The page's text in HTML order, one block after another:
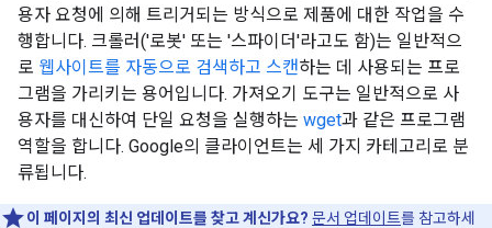
용자 요청에 의해 트리거되는 방식으로 제품에 대한 작업을 수
행합니다. 크롤러('로봇' 또는 '스파이더'라고도 함)는 일반적으
로 웹사이트를 자동으로 검색하고 스캔하는 데 사용되는 프로
그램을 가리키는 용어입니다. 가져오기 도구는 일반적으로 사
용자를 대신하여 단일 요청을 실행하는 wget과 같은 프로그램
역할을 합니다. Google의 클라이언트는 세 가지 카테고리로 분
류됩니다.
이 페이지의 최신 업데이트를 찾고 계신가요? 문서 업데이트를 참고하세